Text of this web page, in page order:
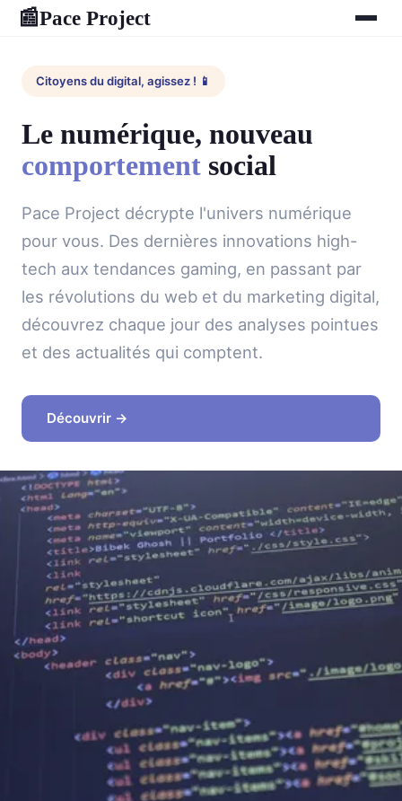
📰Pace Project
Citoyens du digital, agissez ! 📱
Le numérique, nouveau
comportement social
Pace Project décrypte l'univers numérique
pour vous. Des dernières innovations high-
tech aux tendances gaming, en passant par
les révolutions du web et du marketing digital,
découvrez chaque jour des analyses pointues
et des actualités qui comptent.
Découvrir →